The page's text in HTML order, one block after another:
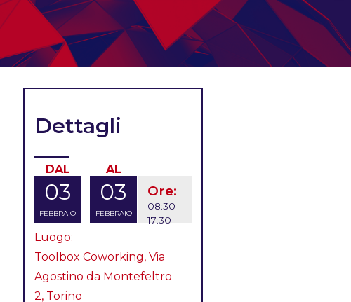
Dettagli
DAL
03
FEBBRAIO
AL
03
FEBBRAIO
Ore:
08:30 -
17:30
Luogo:
Toolbox Coworking, Via
Agostino da Montefeltro
2, Torino